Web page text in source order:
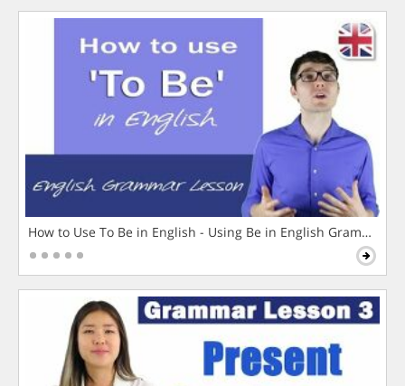
How to Use To Be in English - Using Be in English Grammar